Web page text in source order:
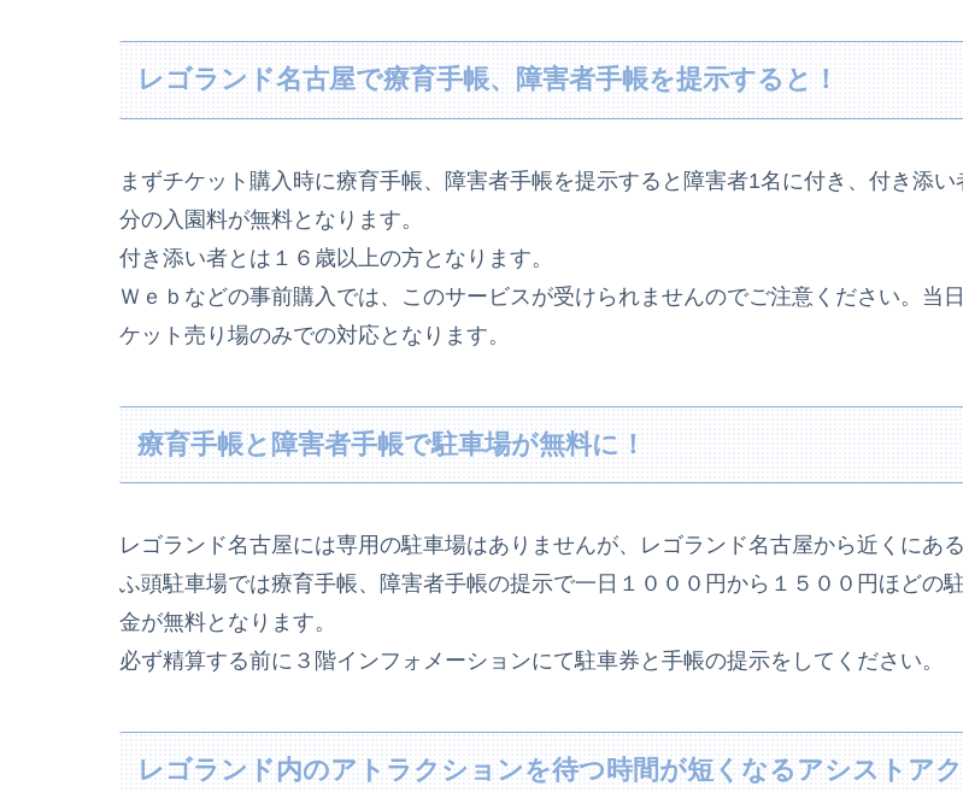
レゴランド名古屋で療育手帳、障害者手帳を提示すると！
まずチケット購入時に療育手帳、障害者手帳を提示すると障害者1名に付き、付き添い
分の 入園料が無料となります。
付き添い者とは１６歳以上の方となります。
Ｗｅｂなどの事前購入では、このサービスが受けられませんのでご注意ください。当
ケット売り場のみでの対応となります。
療育手帳と障害者手帳で駐車場が無料に！
レゴランド名古屋には専用の駐車場はありませんが、レゴランド名古屋から近くにあ
ふ頭駐車場では療育手帳、障害者手帳の提示で一日１０００円から１５００円ほどの
金が無料となります。
必ず精算する前に３階インフォメーションにて駐車券と手帳の提示をしてください。
レゴランド内のアトラクションを待つ時間が短くなるアシストア